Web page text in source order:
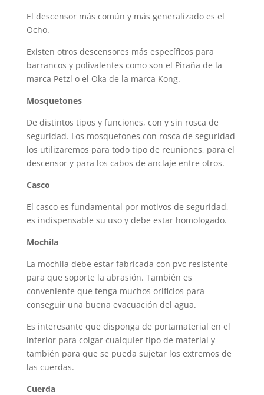
El descensor más común y más generalizado es el
Ocho.
Existen otros descensores más específicos para
barrancos y polivalentes como son el Piraña de la
marca Petzl o el Oka de la marca Kong.
Mosquetones
De distintos tipos y funciones, con y sin rosca de
seguridad. Los mosquetones con rosca de seguridad
los utilizaremos para todo tipo de reuniones, para el
descensor y para los cabos de anclaje entre otros.
Casco
El casco es fundamental por motivos de seguridad,
es indispensable su uso y debe estar homologado.
Mochila
La mochila debe estar fabricada con pvc resistente
para que soporte la abrasión. También es
conveniente que tenga muchos orificios para
conseguir una buena evacuación del agua.
Es interesante que disponga de portamaterial en el
interior para colgar cualquier tipo de material y
también para que se pueda sujetar los extremos de
las cuerdas.
Cuerda